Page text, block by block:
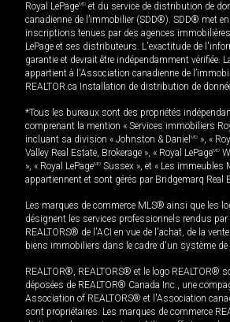
Royal LePageMD et du service de distribution de
canadienne de l’immobilier (SDD®). SDD® met en
inscriptions tenues par des agences immobilières
LePage et ses distributeurs. L'exactitude de
garantie et devrait être indépendamment vérifiée.
appartient à l'Association canadienne de
REALTOR.ca Installation de distribution de
*Tous les bureaux sont des propriétés
comprenant la mention « Services immobiliers
incluant sa division « Johnston & Daniel MD », «
Valley Real Estate, Brokerage », « Royal LePageMD
», « Royal LePageMD Sussex », et « Les immeubles
appartiennent et sont gérés par Bridgemarq Real
Les marques de commerce MLS® ainsi que les
désignent les services professionnels rendus par
REALTORS® de l'ACI en vue de l'achat, de la
biens immobiliers dans le cadre d'un système de
REALTOR®, REALTORS® et le logo REALTOR®
déposées de REALTOR® Canada Inc., une
Association of REALTORS® et l'Association
sont propriétaires. Les marques de commerce